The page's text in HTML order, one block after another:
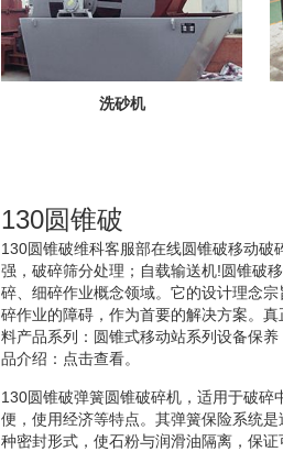
洗砂机
130圆锥破
130圆锥破维科客服部在线圆锥破移动
强，破碎筛分处理；自载输送机!圆锥破
碎、细碎作业概念领域。它的设计理念
碎作业的障碍，作为首要的解决方案。
料产品系列：圆锥式移动站系列设备保
品介绍：点击查看。
130圆锥破弹簧圆锥破碎机，适用于破
便，使用经济等特点。其弹簧保险系统
种密封形式，使石粉与润滑油隔离，保